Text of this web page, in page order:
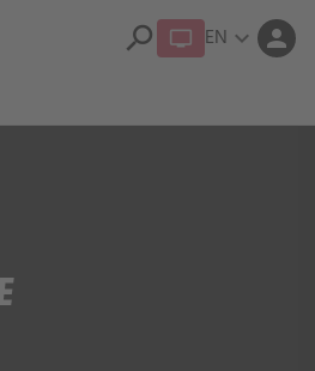
search EN expand_more person